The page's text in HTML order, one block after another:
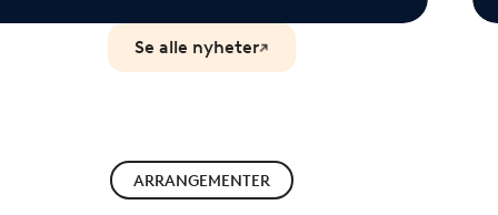
Se alle nyheter
ARRANGEMENTER